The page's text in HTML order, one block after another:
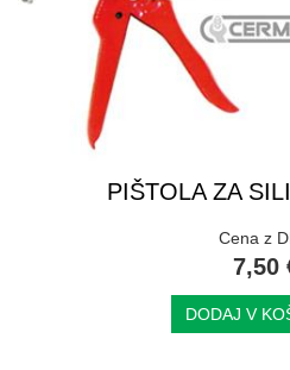
PIŠTOLA ZA
Cena z
7,50
DODAJ V